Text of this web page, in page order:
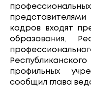
кадров входят
образования,
профильных
сообщил глава